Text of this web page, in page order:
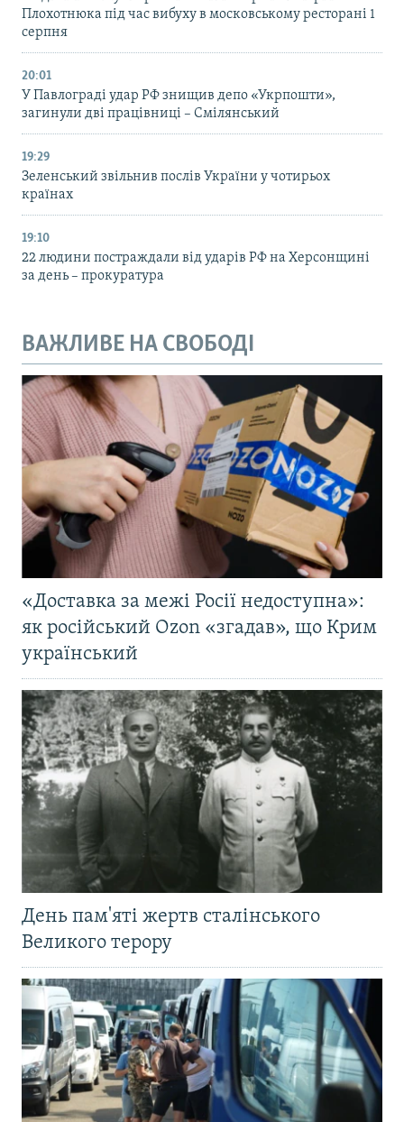
Плохотнюка під час вибуху в московському ресторані 1
серпня
20:01
У Павлограді удар РФ знищив депо «Укрпошти»,
загинули дві працівниці – Смілянський
19:29
Зеленський звільнив послів України у чотирьох
країнах
19:10
22 людини постраждали від ударів РФ на Херсонщині
за день – прокуратура
ВАЖЛИВЕ НА СВОБОДІ
«Доставка за межі Росії недоступна»:
як російський Ozon «згадав», що Крим
український
День пам'яті жертв сталінського
Великого терору